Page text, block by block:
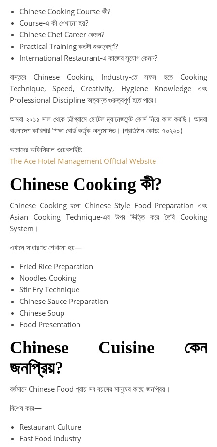
Chinese Cooking Course কী?
Course-এ কী শেখানো হয়?
Chinese Chef Career কেমন?
Practical Training কতটা গুরুত্বপূর্ণ?
International Restaurant-এ কাজের সুযোগ কেমন?
বাস্তবে Chinese Cooking Industry-তে সফল হতে Cooking
Technique, Speed, Creativity, Hygiene Knowledge এবং
Professional Discipline অত্যন্ত গুরুত্বপূর্ণ হতে পারে।
আমরা ২০১১ সাল থেকে চট্টগ্রামে হোটেল ম্যানেজমেন্ট কোর্স নিয়ে কাজ করছি। আমরা
বাংলাদেশ কারিগরি শিক্ষা বোর্ড কর্তৃক অনুমোদিত। (প্রতিষ্ঠান কোড: ৭০২২০)
আমাদের অফিসিয়াল ওয়েবসাইট:
The Ace Hotel Management Official Website
Chinese Cooking কী?
Chinese Cooking হলো Chinese Style Food Preparation এবং
Asian Cooking Technique-এর উপর ভিত্তি করে তৈরি Cooking
System।
এখানে সাধারণত শেখানো হয়—
Fried Rice Preparation
Noodles Cooking
Stir Fry Technique
Chinese Sauce Preparation
Chinese Soup
Food Presentation
Chinese Cuisine কেন
জনপ্রিয়?
বর্তমানে Chinese Food প্রায় সব বয়সের মানুষের কাছে জনপ্রিয়।
বিশেষ করে—
Restaurant Culture
Fast Food Industry